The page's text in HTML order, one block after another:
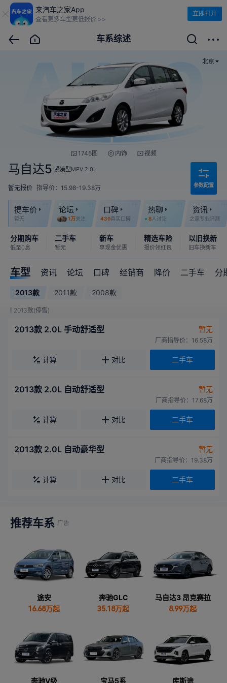
来汽车之家App
查看更多车型更低报价 >>
立即打开
车系综述
北京
1745图 内饰 视频
马自达5 紧凑型MPV 2.0L
暂无报价 指导价：15.98-19.38万 参数配置
提车价
暂无
论坛
1万关注
口碑
439真实口碑
热聊
8人讨论
资讯
之家专业评测
分期购车
低至0息
二手车
暂无
新车
享现金优惠
精选车险
报价领红包
以旧换新
旧车换新车
车型 资讯 论坛 口碑 经销商 降价 二手车 分
2013款 2011款 2008款
2013款(停售)
2013款 2.0L 手动舒适型 暂无
厂商指导价：16.58万
计算 对比 二手车
2013款 2.0L 自动舒适型 暂无
厂商指导价：17.68万
计算 对比 二手车
2013款 2.0L 自动豪华型 暂无
厂商指导价：19.38万
计算 对比 二手车
推荐车系
途安
16.68万起
奔驰GLC
35.18万起
马自达3 昂克赛拉
8.99万起
奔驰V级 宝马5系 库斯途